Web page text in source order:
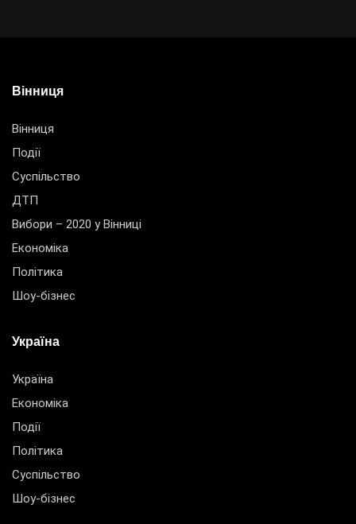
Вінниця
Вінниця
Події
Суспільство
ДТП
Вибори – 2020 у Вінниці
Економіка
Політика
Шоу-бізнес
Україна
Україна
Економіка
Події
Політика
Суспільство
Шоу-бізнес